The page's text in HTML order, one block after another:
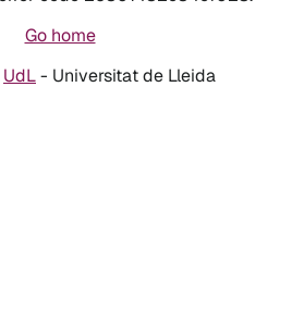
Go home
UdL- Universitat de Lleida